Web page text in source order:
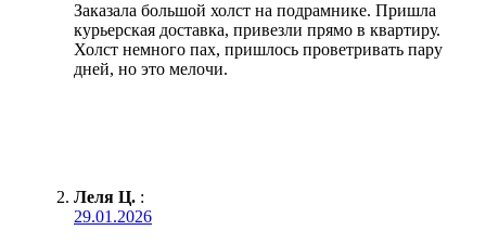
Заказала большой холст на подрамнике. Пришла
курьерская доставка, привезли прямо в квартиру.
Холст немного пах, пришлось проветривать пару
дней, но это мелочи.
Леля Ц. :
29.01.2026